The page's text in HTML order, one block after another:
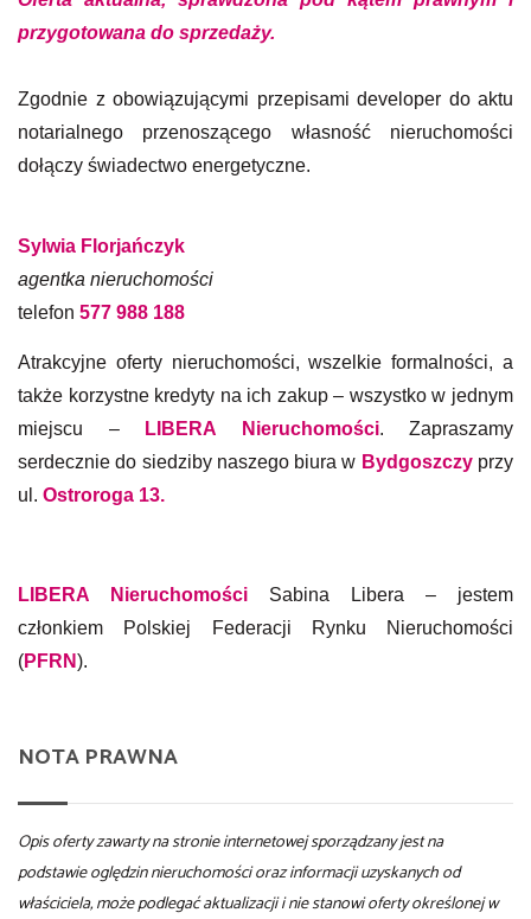
przygotowana do sprzedaży.
Zgodnie z obowiązującymi przepisami developer do aktu
notarialnego przenoszącego własność nieruchomości
dołączy świadectwo energetyczne.
Sylwia Florjańczyk
agentka nieruchomości
telefon 577 988 188
Atrakcyjne oferty nieruchomości, wszelkie formalności, a
także korzystne kredyty na ich zakup – wszystko w jednym
miejscu –
LIBERA Nieruchomości. Zapraszamy
serdecznie do siedziby naszego biura w Bydgoszczyprzy
ul. Ostroroga 13.
LIBERA Nieruchomości Sabina Libera – jestem
członkiem Polskiej Federacji Rynku Nieruchomości
(PFRN ).
NOTA PRAWNA
Opis oferty zawarty na stronie internetowej sporządzany jest na
podstawie oględzin nieruchomości oraz informacji uzyskanych od
właściciela, może podlegać aktualizacji i nie stanowi oferty określonej w